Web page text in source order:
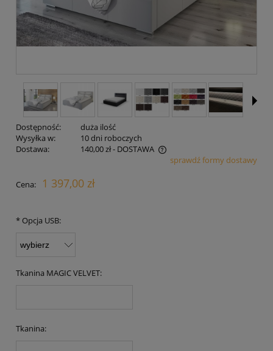
Dostępność:
duża ilość
Wysyłka w:
10 dni roboczych
Dostawa:
140,00 zł- DOSTAWA
Cena nie zawiera ewentualnych kosztów płatnościsprawdź formy dostawy
Cena: 1 397,00 zł
* Opcja USB:
Tkanina MAGIC VELVET:
Tkanina: